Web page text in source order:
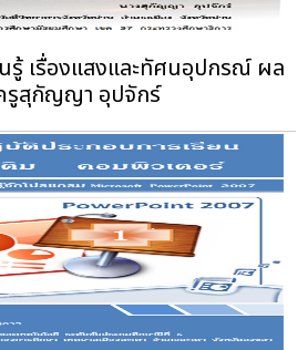
รู้ เรื่องแสงและทัศนอุปกรณ์ ผล
รูสุกัญญา อุปจักร์